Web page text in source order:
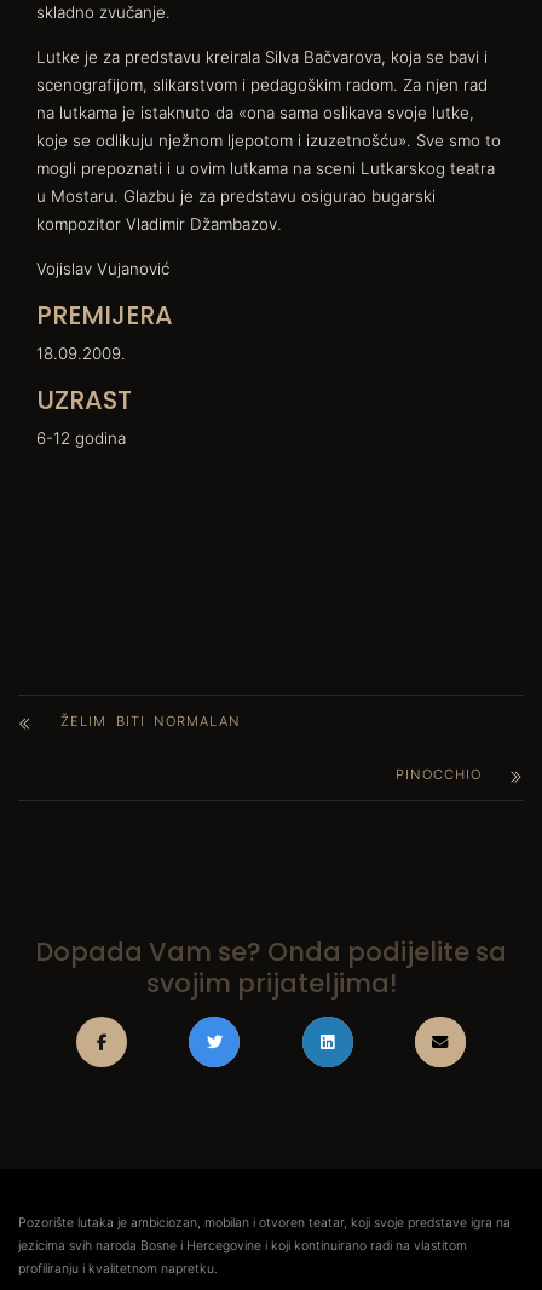
skladno zvučanje.
Lutke je za predstavu kreirala Silva Bačvarova, koja se bavi i
scenografijom, slikarstvom i pedagoškim radom. Za njen rad
na lutkama je istaknuto da «ona sama oslikava svoje lutke,
koje se odlikuju nježnom ljepotom i izuzetnošću». Sve smo to
mogli prepoznati i u ovim lutkama na sceni Lutkarskog teatra
u Mostaru. Glazbu je za predstavu osigurao bugarski
kompozitor Vladimir Džambazov.
Vojislav Vujanović
PREMIJERA
18.09.2009.
UZRAST
6-12 godina
ŽELIM BITI NORMALAN
PINOCCHIO
Dopada Vam se? Onda podijelite sa
svojim prijateljima!
Pozorište lutaka je ambiciozan, mobilan i otvoren teatar, koji svoje predstave igra na
jezicima svih naroda Bosne i Hercegovine i koji kontinuirano radi na vlastitom
profiliranju i kvalitetnom napretku.